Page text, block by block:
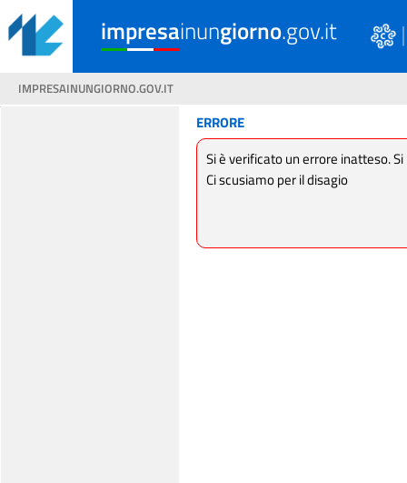
impresainungiorno.gov.it
IMPRESAINUNGIORNO.GOV.IT
ERRORE
Si è verificato un errore inatteso.
Ci scusiamo per il disagio